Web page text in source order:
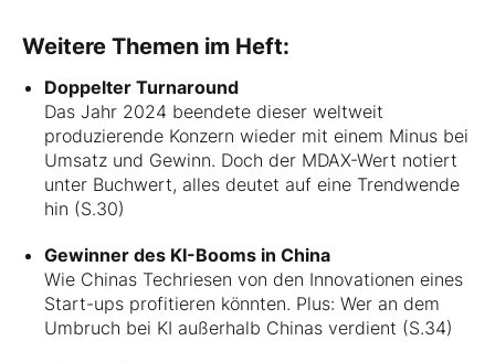
Weitere Themen im Heft:
Doppelter Turnaround
Das Jahr 2024 beendete dieser weltweit
produzierende Konzern wieder mit einem Minus bei
Umsatz und Gewinn. Doch der MDAX-Wert notiert
unter Buchwert, alles deutet auf eine Trendwende
hin (S.30)
Gewinner des KI-Booms in China
Wie Chinas Techriesen von den Innovationen eines
Start-ups profitieren könnten. Plus: Wer an dem
Umbruch bei KI außerhalb Chinas verdient (S.34)